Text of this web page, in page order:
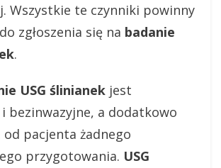
Wszystkie te czynniki powinny
zgłoszenia się na badanie
.
USG ślinianek jest
bezinwazyjne, a dodatkowo
od pacjenta żadnego
przygotowania. USG